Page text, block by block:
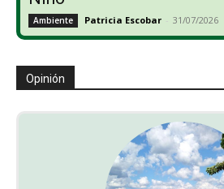
Ambiente Patricia Escobar - 31/07/2026
Opinión